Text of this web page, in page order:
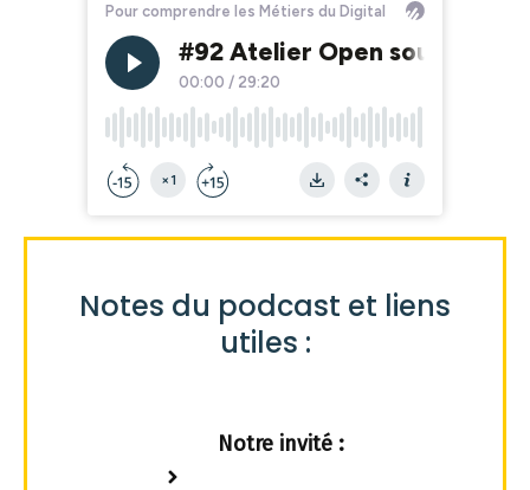
Notes du podcast et liens
utiles :
Notre invité :